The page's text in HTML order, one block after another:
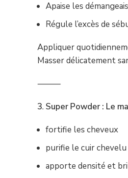
Apaise les
Régule l’excès de
Appliquer
Masser délicatement
⸻
3. Super Powder : Le
fortifie les cheveux
purifie le cuir chevelu
apporte densité et